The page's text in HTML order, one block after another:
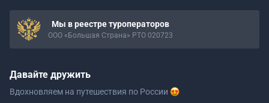
Мы в реестре туроператоров
ООО «Большая Страна» РТО 020723
Давайте дружить
Вдохновляем на путешествия по России